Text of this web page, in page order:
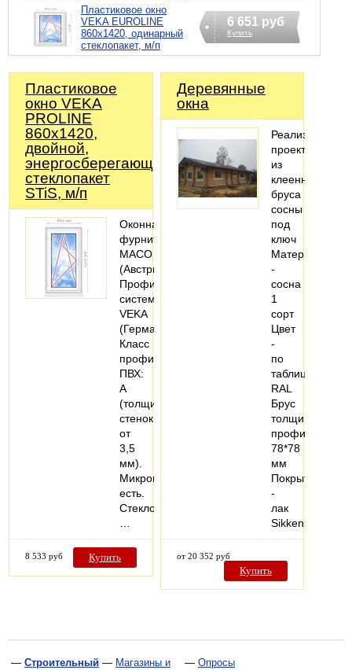
Пластиковое окно
VEKA EUROLINE
860х1420, одинарный
стеклопакет, м/п
6 651 руб
Купить
Пластиковое
окно VEKA
PROLINE
860х1420,
двойной,
энергосберегающий
стеклопакет
STiS, м/п
Оконная
фурнитура
MACO
(Австрия).
Профильная
система:
VEKA
(Германия).
Класс
профиля
ПВХ:
А
(толщина
стенок
от
3,5
мм).
Микропроветривание:
есть.
Стеклопакеты:
8 533 руб Купить
Деревянные
окна
Реализация
проекта
из
клеенного
бруса
сосны
под
ключ
Материал
-
сосна
1
сорт
Цвет
-
по
таблице
RAL
Брус
толщиной
профиля
78*78
мм
Покрытие
-
лак
Sikkens…
от 20 352 руб
Купить
— Строительный — Магазины и
— Опросы